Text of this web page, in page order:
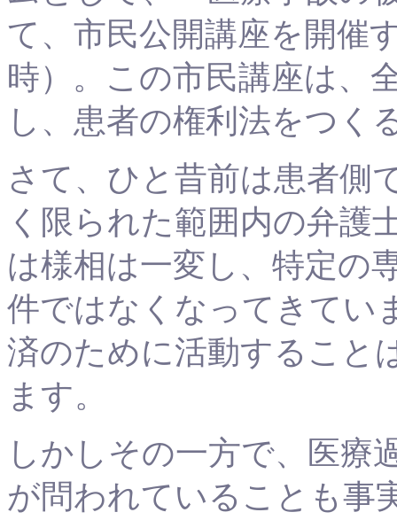
て、市民公開講座を開催
時）。この市民講座は、
し、患者の権利法をつく
さて、ひと昔前は患者側
く限られた範囲内の弁護
は様相は一変し、特定の
件ではなくなってきてい
済のために活動すること
ます。
しかしその一方で、医療
が問われていることも事